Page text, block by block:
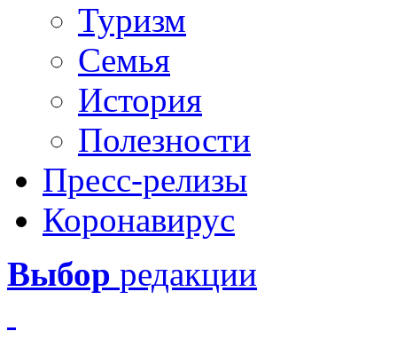
Туризм
Семья
История
Полезности
Пресс-релизы
Коронавирус
Выбор редакции